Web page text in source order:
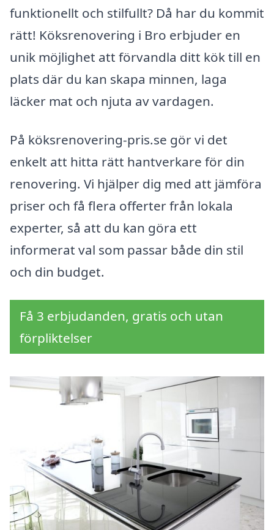
funktionellt och stilfullt? Då har du kommit
rätt! Köksrenovering i Bro erbjuder en
unik möjlighet att förvandla ditt kök till en
plats där du kan skapa minnen, laga
läcker mat och njuta av vardagen.
På köksrenovering-pris.se gör vi det
enkelt att hitta rätt hantverkare för din
renovering. Vi hjälper dig med att jämföra
priser och få flera offerter från lokala
experter, så att du kan göra ett
informerat val som passar både din stil
och din budget.
Få 3 erbjudanden, gratis och utan
förpliktelser